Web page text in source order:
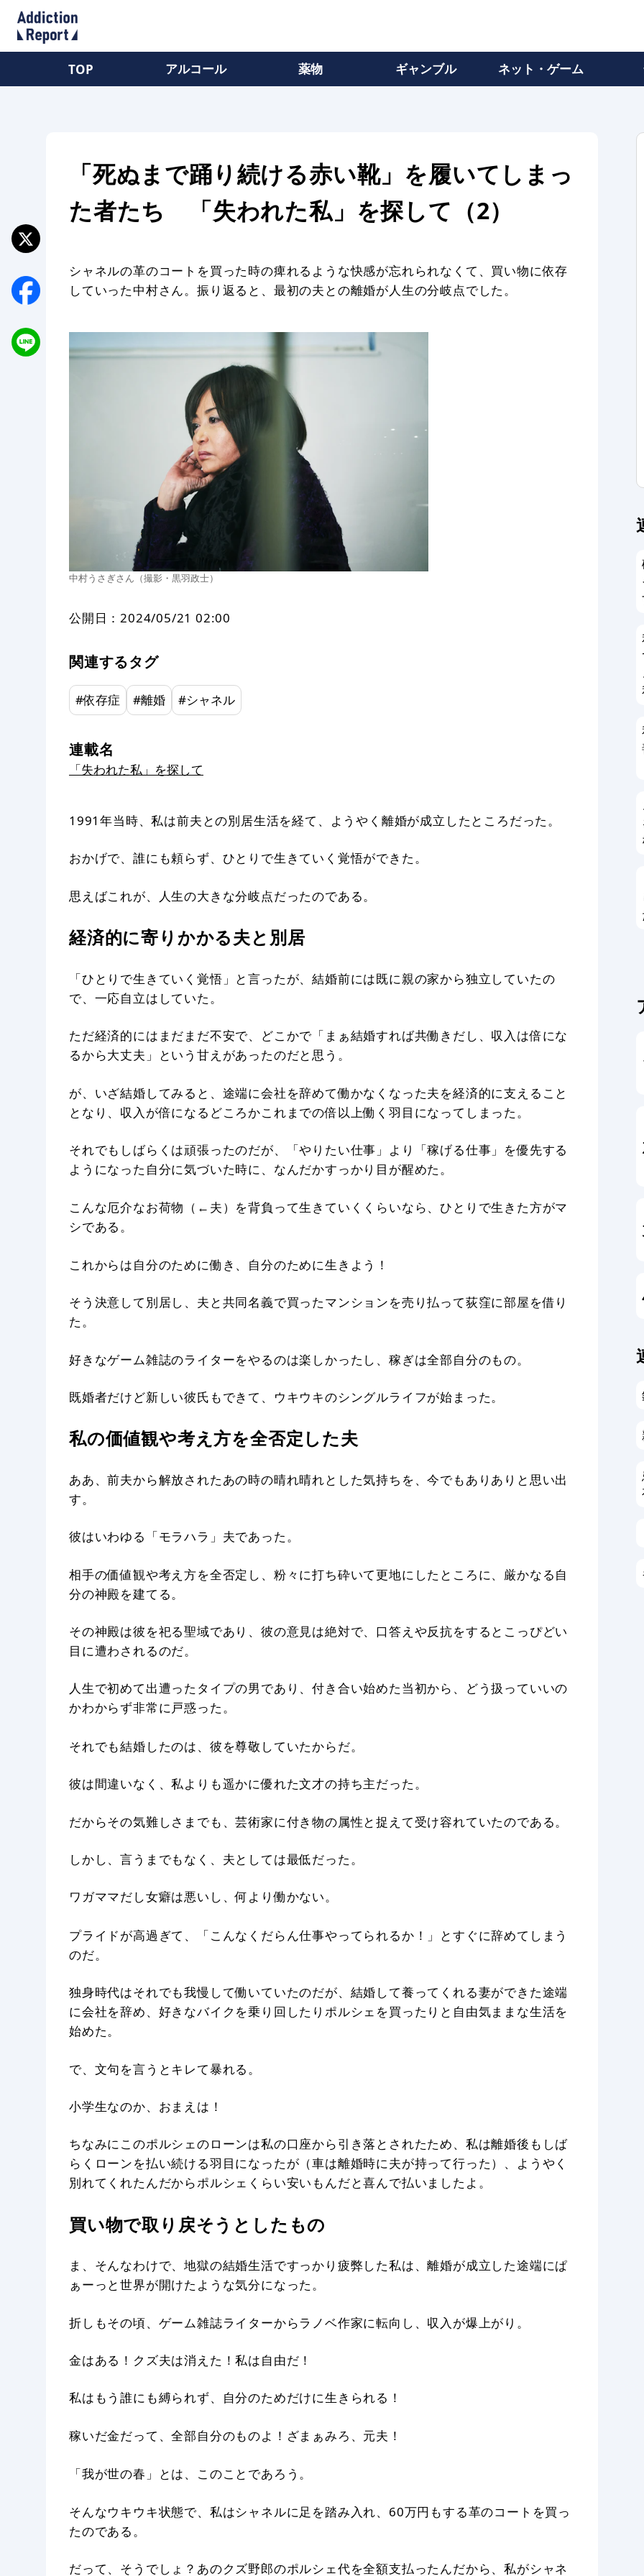
TOP アルコール 薬物 ギャンブル ネット・ゲーム
「死ぬまで踊り続ける赤い靴」を履いてしまっ
た者たち 「失われた私」を探して（2）
シャネルの革のコートを買った時の痺れるような快感が忘れられなくて、買い物に依存
していった中村さん。振り返ると、最初の夫との離婚が人生の分岐点でした。
中村うさぎさん（撮影・黒羽政士）
公開日：2024/05/21 02:00
関連するタグ
#依存症 #離婚 #シャネル
連載名
「失われた私」を探して
1991年当時、私は前夫との別居生活を経て、ようやく離婚が成立したところだった。
おかげで、誰にも頼らず、ひとりで生きていく覚悟ができた。
思えばこれが、人生の大きな分岐点だったのである。
経済的に寄りかかる夫と別居
「ひとりで生きていく覚悟」と言ったが、結婚前には既に親の家から独立していたの
で、一応自立はしていた。
ただ経済的にはまだまだ不安で、どこかで「まぁ結婚すれば共働きだし、収入は倍にな
るから大丈夫」という甘えがあったのだと思う。
が、いざ結婚してみると、途端に会社を辞めて働かなくなった夫を経済的に支えること
となり、収入が倍になるどころかこれまでの倍以上働く羽目になってしまった。
それでもしばらくは頑張ったのだが、「やりたい仕事」より「稼げる仕事」を優先する
ようになった自分に気づいた時に、なんだかすっかり目が醒めた。
こんな厄介なお荷物（←夫）を背負って生きていくくらいなら、ひとりで生きた方がマ
シである。
これからは自分のために働き、自分のために生きよう！
そう決意して別居し、夫と共同名義で買ったマンションを売り払って荻窪に部屋を借り
た。
好きなゲーム雑誌のライターをやるのは楽しかったし、稼ぎは全部自分のもの。
既婚者だけど新しい彼氏もできて、ウキウキのシングルライフが始まった。
私の価値観や考え方を全否定した夫
ああ、前夫から解放されたあの時の晴れ晴れとした気持ちを、今でもありありと思い出
す。
彼はいわゆる「モラハラ」夫であった。
相手の価値観や考え方を全否定し、粉々に打ち砕いて更地にしたところに、厳かなる自
分の神殿を建てる。
その神殿は彼を祀る聖域であり、彼の意見は絶対で、口答えや反抗をするとこっぴどい
目に遭わされるのだ。
人生で初めて出遭ったタイプの男であり、付き合い始めた当初から、どう扱っていいの
かわからず非常に戸惑った。
それでも結婚したのは、彼を尊敬していたからだ。
彼は間違いなく、私よりも遥かに優れた文才の持ち主だった。
だからその気難しさまでも、芸術家に付き物の属性と捉えて受け容れていたのである。
しかし、言うまでもなく、夫としては最低だった。
ワガママだし女癖は悪いし、何より働かない。
プライドが高過ぎて、「こんなくだらん仕事やってられるか！」とすぐに辞めてしまう
のだ。
独身時代はそれでも我慢して働いていたのだが、結婚して養ってくれる妻ができた途端
に会社を辞め、好きなバイクを乗り回したりポルシェを買ったりと自由気ままな生活を
始めた。
で、文句を言うとキレて暴れる。
小学生なのか、おまえは！
ちなみにこのポルシェのローンは私の口座から引き落とされたため、私は離婚後もしば
らくローンを払い続ける羽目になったが（車は離婚時に夫が持って行った）、ようやく
別れてくれたんだからポルシェくらい安いもんだと喜んで払いましたよ。
買い物で取り戻そうとしたもの
ま、そんなわけで、地獄の結婚生活ですっかり疲弊した私は、離婚が成立した途端にぱ
ぁーっと世界が開けたような気分になった。
折しもその頃、ゲーム雑誌ライターからラノベ作家に転向し、収入が爆上がり。
金はある！クズ夫は消えた！私は自由だ！
私はもう誰にも縛られず、自分のためだけに生きられる！
稼いだ金だって、全部自分のものよ！ざまぁみろ、元夫！
「我が世の春」とは、このことであろう。
そんなウキウキ状態で、私はシャネルに足を踏み入れ、60万円もする革のコートを買っ
たのである。
だって、そうでしょ？あのクズ野郎のポルシェ代を全額支払ったんだから、私がシャネ